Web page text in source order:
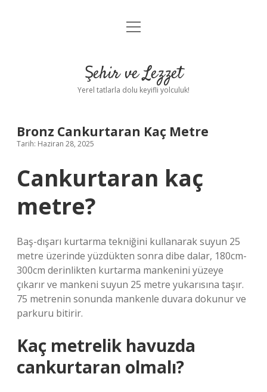
Anasayfa
Yasal Uyarı
menüyü
Şehir ve Lezzet
Yerel tatlarla dolu keyifli yolculuk!
Bronz Cankurtaran Kaç Metre
Tarih: Haziran 28, 2025
Cankurtaran kaç
metre?
Baş-dışarı kurtarma tekniğini kullanarak suyun 25
metre üzerinde yüzdükten sonra dibe dalar, 180cm-
300cm derinlikten kurtarma mankenini yüzeye
çıkarır ve mankeni suyun 25 metre yukarısına taşır.
75 metrenin sonunda mankenle duvara dokunur ve
parkuru bitirir.
Kaç metrelik havuzda
cankurtaran olmalı?